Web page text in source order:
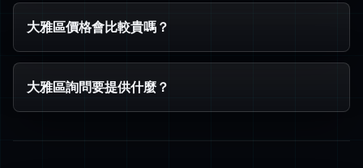
大雅區價格會比較貴嗎？
大雅區詢問要提供什麼？